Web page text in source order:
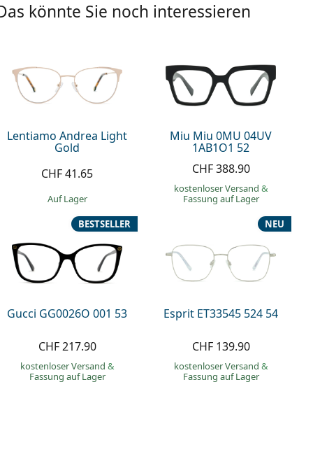
könnte Sie noch interessieren
Lentiamo Andrea Light
Gold
CHF 41.65
auf Lager
Miu Miu 0MU 04UV
1AB1O1 52
CHF 388.90
kostenloser Versand &
Fassung auf Lager
Gucci GG0026O 001 53
BESTSELLER
CHF 217.90
kostenloser Versand &
Fassung auf Lager
Esprit ET33545 524 54
NEU
CHF 139.90
kostenloser Versand &
Fassung auf Lager